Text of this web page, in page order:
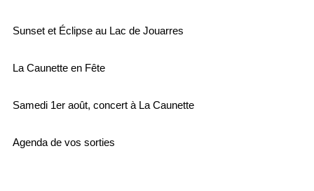
Sunset et Éclipse au Lac de Jouarres
La Caunette en Fête
Samedi 1er août, concert à La Caunette
Agenda de vos sorties